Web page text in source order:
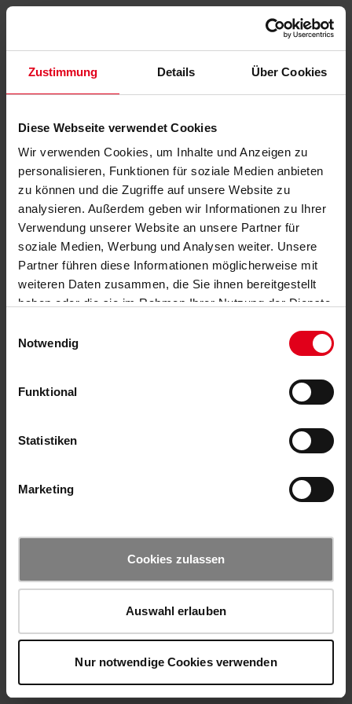
Zustimmung Details Über Cookies
Diese Webseite verwendet Cookies
Wir verwenden Cookies, um Inhalte und Anzeigen zu
personalisieren, Funktionen für soziale Medien anbieten
zu können und die Zugriffe auf unsere Website zu
analysieren. Außerdem geben wir Informationen zu Ihrer
Verwendung unserer Website an unsere Partner für
soziale Medien, Werbung und Analysen weiter. Unsere
Partner führen diese Informationen möglicherweise mit
weiteren Daten zusammen, die Sie ihnen bereitgestellt
haben oder die sie im Rahmen Ihrer Nutzung der Dienste
Notwendig
Funktional
Statistiken
Marketing
Cookies zulassen
Auswahl erlauben
Nur notwendige Cookies verwenden